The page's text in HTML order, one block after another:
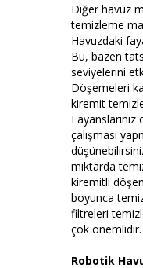
Diğer havuz
temizleme
Havuzdaki
Bu, bazen
seviyelerini
Döşemeleri
kiremit
çalışması
miktarda
kiremitli
boyunca
filtreleri
çok önemlidir.
Robotik